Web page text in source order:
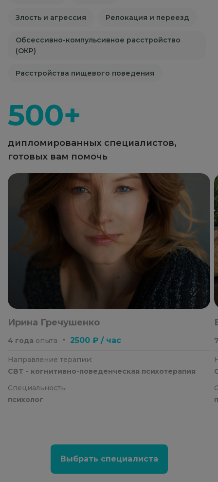
Злость и агрессия Релокация и переезд
Обсессивно-компульсивное расстройство
(ОКР)
Расстройства пищевого поведения
500+
дипломированных специалистов,
готовых вам помочь
Ирина Гречушенко
4 года опыта ・ 2500 ₽ / час
Направление терапии:
CBT - когнитивно-поведенческая психотерапия
Специальность:
психолог
Выбрать специалиста